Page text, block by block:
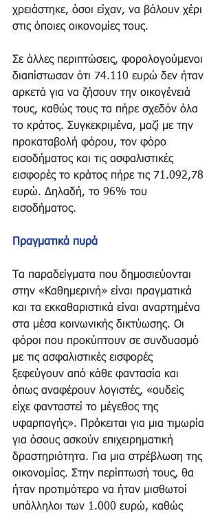
χρειάστηκε, όσοι είχαν, να βάλουν χέρι
στις όποιες οικονομίες τους.
Σε άλλες περιπτώσεις, φορολογούμενοι
διαπίστωσαν ότι 74.110 ευρώ δεν ήταν
αρκετά για να ζήσουν την οικογένειά
τους, καθώς τους τα πήρε σχεδόν όλα
το κράτος. Συγκεκριμένα, μαζί με την
προκαταβολή φόρου, τον φόρο
εισοδήματος και τις ασφαλιστικές
εισφορές το κράτος πήρε τις 71.092,78
ευρώ. Δηλαδή, το 96% του
εισοδήματος.
Πραγματικά πυρά
Τα παραδείγματα που δημοσιεύονται
στην «Καθημερινή» είναι πραγματικά
και τα εκκαθαριστικά είναι αναρτημένα
στα μέσα κοινωνικής δικτύωσης. Οι
φόροι που προκύπτουν σε συνδυασμό
με τις ασφαλιστικές εισφορές
ξεφεύγουν από κάθε φαντασία και
όπως αναφέρουν λογιστές, «ουδείς
είχε φανταστεί το μέγεθος της
υφαρπαγής». Πρόκειται για μια τιμωρία
για όσους ασκούν επιχειρηματική
δραστηριότητα. Για μια στρέβλωση της
οικονομίας. Στην περίπτωσή τους, θα
ήταν προτιμότερο να ήταν μισθωτοί
υπάλληλοι των 1.000 ευρώ, καθώς